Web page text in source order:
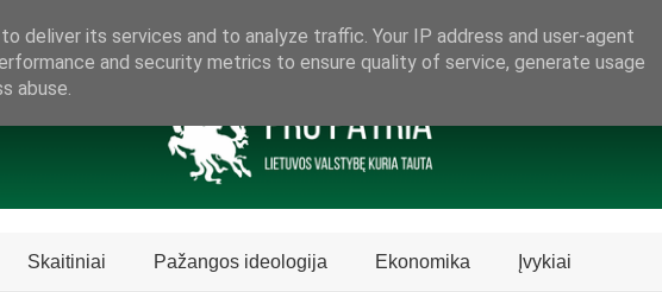
Skaitiniai Pažangos ideologija Ekonomika Įvykiai
deliver its services and to analyze traffic. Your IP address and user-agent
and security metrics to ensure quality of service, generate usage
abuse.